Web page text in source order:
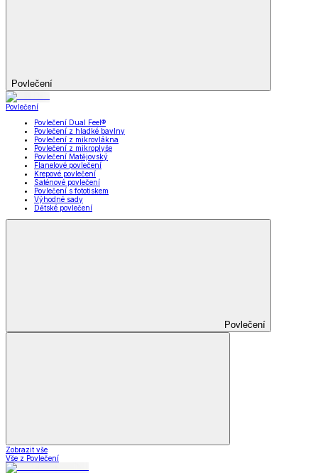
Povlečení
Povlečení
Povlečení Dual Feel®
Povlečení z hladké bavlny
Povlečení z mikrovlákna
Povlečení z mikroplyše
Povlečení Matějovský
Flanelové povlečení
Krepové povlečení
Saténové povlečení
Povlečení s fototiskem
Výhodné sady
Dětské povlečení
Povlečení
Zobrazit vše
Vše z Povlečení